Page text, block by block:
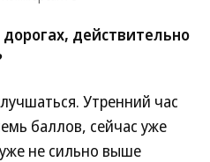
действительно
Утренний час
баллов, сейчас уже
не сильно выше